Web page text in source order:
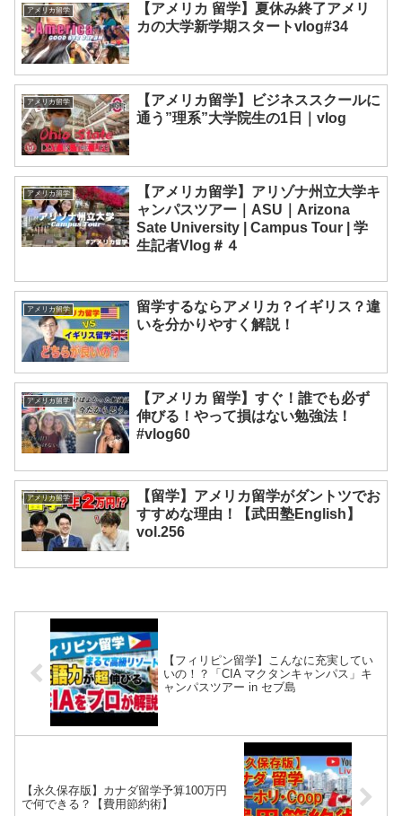
アメリカ留学
【アメリカ 留学】夏休み終了アメリ
カの大学新学期スタートvlog#34
アメリカ留学
【アメリカ留学】ビジネススクールに
通う”理系”大学院生の1日｜vlog
アメリカ留学
【アメリカ留学】アリゾナ州立大学キ
ャンパスツアー｜ASU｜Arizona
Sate University | Campus Tour | 学
生記者Vlog＃４
アメリカ留学
留学するならアメリカ？イギリス？違
いを分かりやすく解説！
アメリカ留学
【アメリカ 留学】すぐ！誰でも必ず
伸びる！やって損はない勉強法！
#vlog60
アメリカ留学
【留学】アメリカ留学がダントツでお
すすめな理由！【武田塾English】
vol.256
【フィリピン留学】こんなに充実してい
いの！？「CIA マクタンキャンパス」キ
ャンパスツアー in セブ島
【永久保存版】カナダ留学予算100万円
で何できる？【費用節約術】